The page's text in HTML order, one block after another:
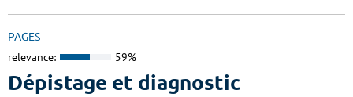
PAGES
relevance: 59%
Dépistage et diagnostic